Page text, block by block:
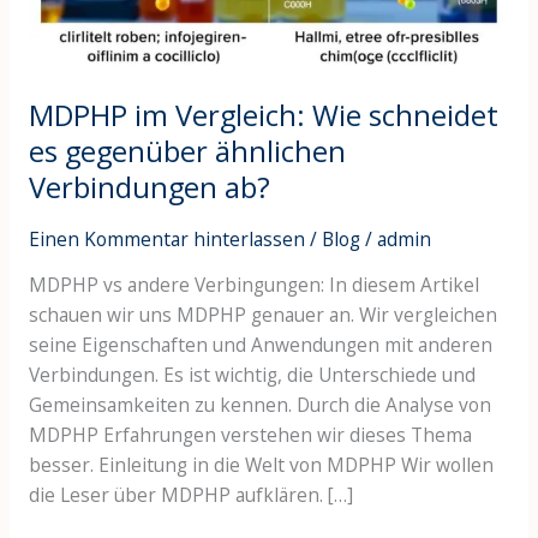
MDPHP im Vergleich: Wie schneidet
es gegenüber ähnlichen
Verbindungen ab?
Einen Kommentar hinterlassen / Blog/admin
MDPHP vs andere Verbingungen: In diesem Artikel
schauen wir uns MDPHP genauer an. Wir vergleichen
seine Eigenschaften und Anwendungen mit anderen
Verbindungen. Es ist wichtig, die Unterschiede und
Gemeinsamkeiten zu kennen. Durch die Analyse von
MDPHP Erfahrungen verstehen wir dieses Thema
besser. Einleitung in die Welt von MDPHP Wir wollen
die Leser über MDPHP aufklären. […]
ähnlichen
Verbindungen